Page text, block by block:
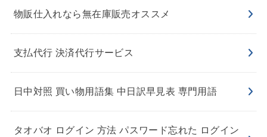
物販仕入れなら無在庫販売オススメ
支払代行 決済代行サービス
日中対照 買い物用語集 中日訳早見表 専門用語
タオバオ ログイン 方法 パスワード忘れた ログイン